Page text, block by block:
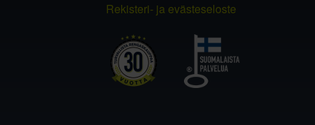
Rekisteri- ja evästeseloste